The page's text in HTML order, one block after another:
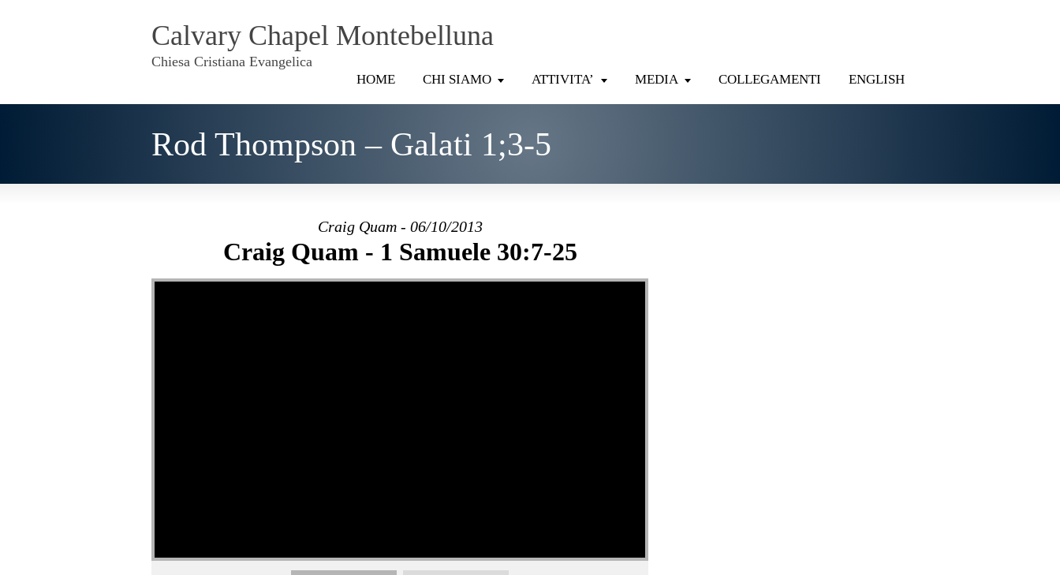
Calvary Chapel Montebelluna
Chiesa Cristiana Evangelica
HOME CHI SIAMO ATTIVITA’ MEDIA COLLEGAMENTI ENGLISH
Rod Thompson – Galati 1;3-5
Craig Quam - 06/10/2013
Craig Quam - 1 Samuele 30:7-25